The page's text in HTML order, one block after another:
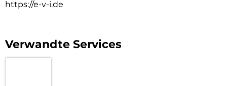
https://e-v-i.de
Verwandte Services